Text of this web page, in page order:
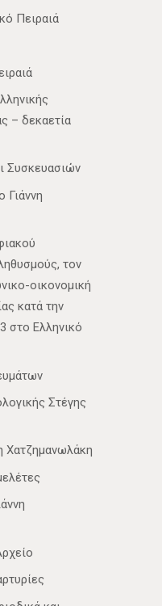
Πειραιά
– δεκαετία
Συσκευασιών
Γιάννη
τον
οικονομική
κατά την
στο Ελληνικό
Στέγης
Χατζημανωλάκη